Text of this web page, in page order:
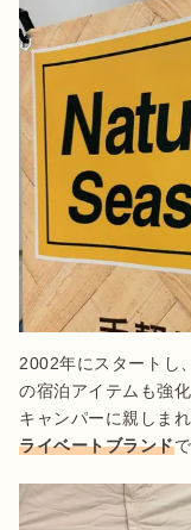
2002年にスタートし
の宿泊アイテムも強
キャンパーに親しまれ
ライベートブランド